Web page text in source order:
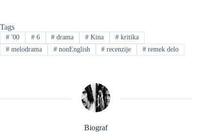
Tags
#'00 #6 # drama # Kina # kritika
#melodrama #nonEnglish # recenzije # remek delo
Biograf